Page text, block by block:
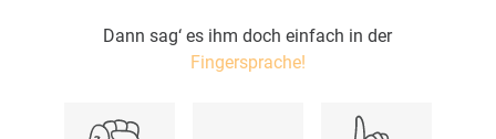
Dann sag‘ es ihm doch einfach in der
Fingersprache!